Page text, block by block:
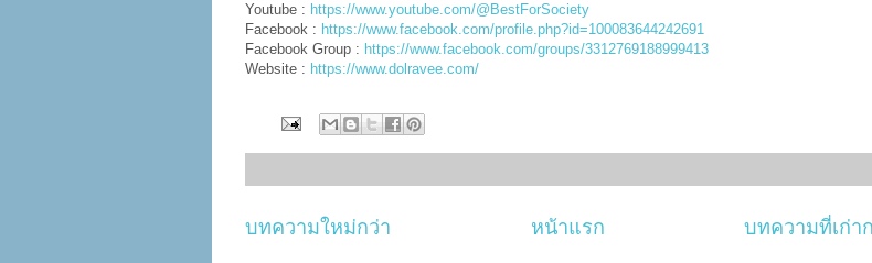
Youtube : https://www.youtube.com/@BestForSociety
Facebook : https://www.facebook.com/profile.php?id=100083644242691
Facebook Group : https://www.facebook.com/groups/3312769188999413
Website : https://www.dolravee.com/
บทความใหม่กว่า บทความที่เก่า
หน้าแรก